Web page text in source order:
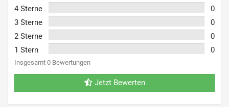
4 Sterne
0
3 Sterne
0
2 Sterne
0
1 Stern
0
Insgesamt 0 Bewertungen
Jetzt Bewerten